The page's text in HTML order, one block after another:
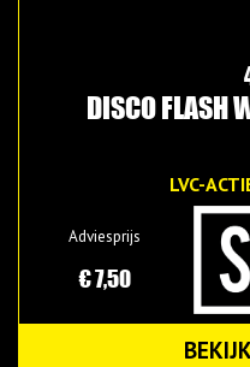
DISCO FLASH
LVC-
Adviesprijs
€ 7,50